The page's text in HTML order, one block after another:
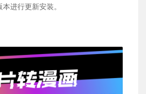
进行更新安装。